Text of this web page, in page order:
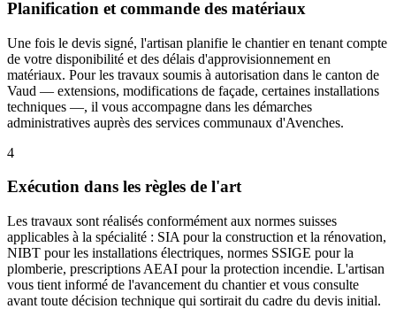
Planification et commande des matériaux
Une fois le devis signé, l'artisan planifie le chantier en tenant compte
de votre disponibilité et des délais d'approvisionnement en
matériaux. Pour les travaux soumis à autorisation dans le canton de
Vaud — extensions, modifications de façade, certaines installations
techniques —, il vous accompagne dans les démarches
administratives auprès des services communaux d'Avenches.
4
Exécution dans les règles de l'art
Les travaux sont réalisés conformément aux normes suisses
applicables à la spécialité : SIA pour la construction et la rénovation,
NIBT pour les installations électriques, normes SSIGE pour la
plomberie, prescriptions AEAI pour la protection incendie. L'artisan
vous tient informé de l'avancement du chantier et vous consulte
avant toute décision technique qui sortirait du cadre du devis initial.